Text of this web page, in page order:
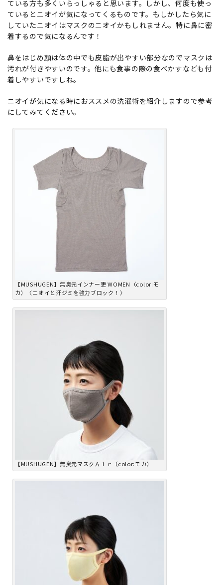
ている方も多くいらっしゃると思います。しかし、何度も使っ
ているとニオイが気になってくるものです。もしかしたら気に
していたニオイはマスクのニオイかもしれません。特に鼻に密
着するので気になるんです！
鼻をはじめ顔は体の中でも皮脂が出やすい部分なのでマスクは
汚れが付きやすいのです。他にも食事の際の食べかすなども付
着しやすいですしね。
ニオイが気になる時におススメの洗濯術を紹介しますので参考
にしてみてください。
【MUSHUGEN】無臭元インナー更 WOMEN（color:モ
カ）〈ニオイと汗ジミを強力ブロック！〉
【MUSHUGEN】無臭元マスクＡｉｒ（color:モカ）